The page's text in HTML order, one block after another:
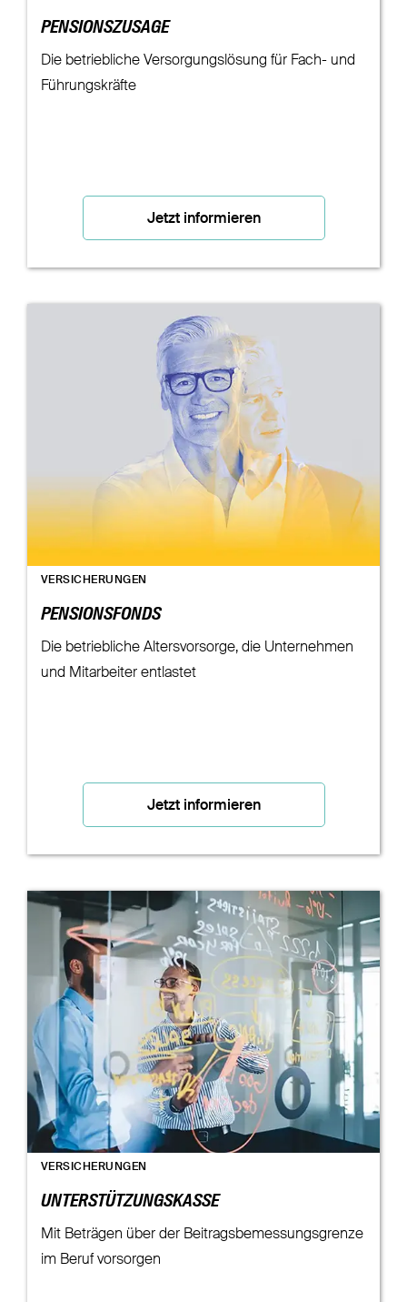
PENSIONSZUSAGE
Die betriebliche Versorgungslösung für Fach- und
Führungskräfte
Jetzt informieren
VERSICHERUNGEN
PENSIONSFONDS
Die betriebliche Altersvorsorge, die Unternehmen
und Mitarbeiter entlastet
Jetzt informieren
VERSICHERUNGEN
UNTERSTÜTZUNGSKASSE
Mit Beträgen über der Beitragsbemessungsgrenze
im Beruf vorsorgen